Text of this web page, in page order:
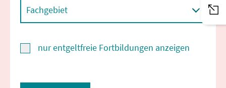
Fachgebiet
nur entgeltfreie Fortbildungen anzeigen